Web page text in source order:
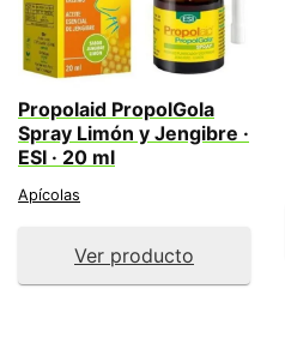
Propolaid PropolGola
Spray Limón y Jengibre ·
ESI · 20 ml
Apícolas
Ver producto